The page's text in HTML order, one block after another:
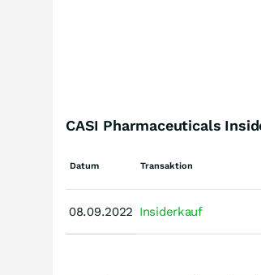
CASI Pharmaceuticals
Datum
08.09.2022
Transaktion
08.09.2022 Insiderkauf